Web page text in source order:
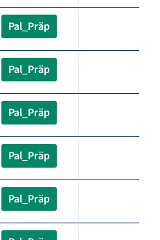
Pal_Präp
Pal_Präp
Pal_Präp
Pal_Präp
Pal_Präp